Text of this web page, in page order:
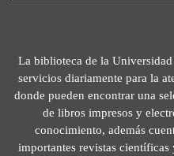
La biblioteca de la
servicios diariamente para la
donde pueden encontrar una
de libros impresos y
conocimiento, además
importantes revistas